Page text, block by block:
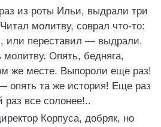
из роты Ильи, выдрали три
молитву, соврал что-то:
или переставил — выдрали.
молитву. Опять, бедняга,
же месте. Выпороли еще раз!
опять та же история! Еще раз
все солонее!..
Корпуса, добряк, но